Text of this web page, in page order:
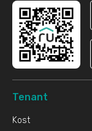
Tenant
Kost